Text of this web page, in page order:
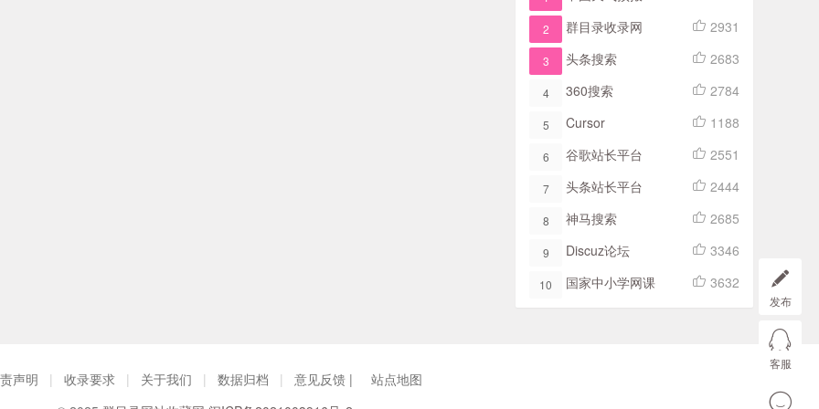
2 群目录收录网 2931
3 头条搜索 2683
4 360搜索 2784
5 Cursor 1188
6 谷歌站长平台 2551
7 头条站长平台 2444
8 神马搜索 2685
9 Discuz论坛 3346
10 国家中小学网课 3632
声明 | 收录要求 | 关于我们 | 数据归档 | 意见反馈 |
站点地图
发布
客服